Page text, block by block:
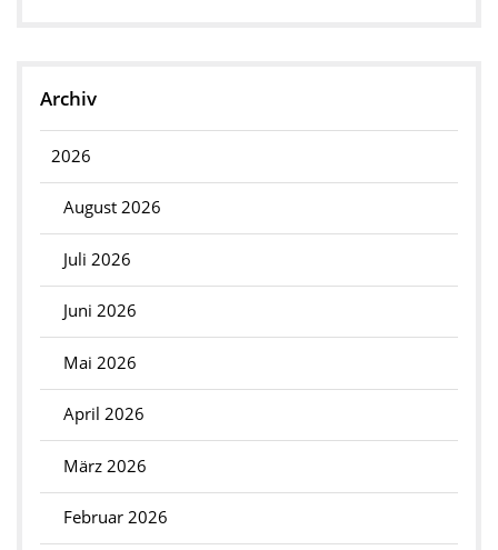
Archiv
2026
August 2026
Juli 2026
Juni 2026
Mai 2026
April 2026
März 2026
Februar 2026